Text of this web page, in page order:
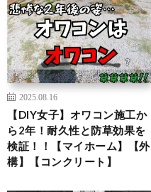
2025.08.16
【DIY女子】オワコン施工か
ら2年！耐久性と防草効果を
検証！！【マイホーム】【外
構】【コンクリート】